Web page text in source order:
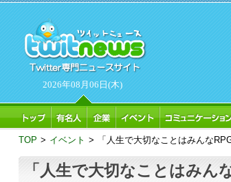
2026年08月06日(木)
TOP > イベント > 「人生で大切なことはみんな
「人生で大切なことはみん